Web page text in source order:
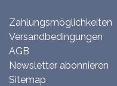
Zahlungsmöglichkeiten
Versandbedingungen
AGB
Newsletter abonnieren
Sitemap